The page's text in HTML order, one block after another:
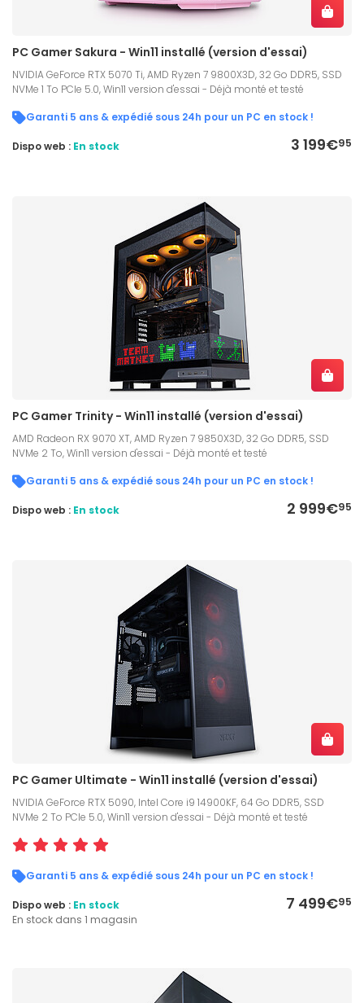
PC Gamer Sakura - Win11 installé (version d'essai)
NVIDIA GeForce RTX 5070 Ti, AMD Ryzen 7 9800X3D, 32 Go DDR5, SSD
NVMe 1 To PCIe 5.0, Win11 version d'essai - Déjà monté et testé
Garanti 5 ans & expédié sous 24h pour un PC en stock !
3 199€95
Dispo web : En stock
PC Gamer Trinity - Win11 installé (version d'essai)
AMD Radeon RX 9070 XT, AMD Ryzen 7 9850X3D, 32 Go DDR5, SSD
NVMe 2 To, Win11 version d'essai - Déjà monté et testé
Garanti 5 ans & expédié sous 24h pour un PC en stock !
2 999€95
Dispo web : En stock
PC Gamer Ultimate - Win11 installé (version d'essai)
NVIDIA GeForce RTX 5090, Intel Core i9 14900KF, 64 Go DDR5, SSD
NVMe 2 To PCIe 5.0, Win11 version d'essai - Déjà monté et testé
Garanti 5 ans & expédié sous 24h pour un PC en stock !
7 499€95
Dispo web : En stock
En stock dans 1 magasin